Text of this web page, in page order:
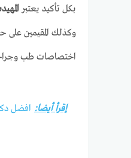
بكل تأكيد يعتبر
وكذلك المقيمين على
اختصاصات طب
إقرأ أيضا: افضل